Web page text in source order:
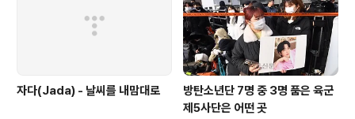
격에 뚫린 것은 이번이 처음이다. 행자부는 지난 주말 급격
히 아이핀 발급량이 증가하자 경위를 조사한 결..
자다(Jada) - 날씨를 내맘대로
방탄소년단 7명 중 3명 품은 육군
제5사단은 어떤 곳